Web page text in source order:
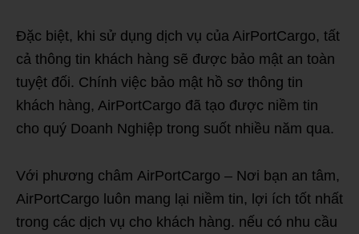
Đặc biệt, khi sử dụng dịch vụ của AirPortCargo, tất
cả thông tin khách hàng sẽ được bảo mật an toàn
tuyệt đối. Chính việc bảo mật hồ sơ thông tin
khách hàng, AirPortCargo đã tạo được niềm tin
cho quý Doanh Nghiệp trong suốt nhiều năm qua.
Với phương châm AirPortCargo – Nơi bạn an tâm,
AirPortCargo luôn mang lại niềm tin, lợi ích tốt nhất
trong các dịch vụ cho khách hàng. nếu có nhu cầu